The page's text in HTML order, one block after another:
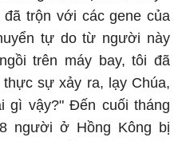
trộn với các gene của
tự do từ người này
trên máy bay, tôi đã
sự xảy ra, lạy Chúa,
gì vậy?" Đến cuối tháng
người ở Hồng Kông bị